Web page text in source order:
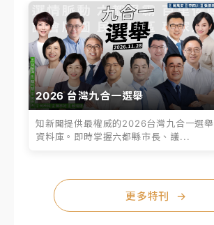
2026 台灣九合一選舉
知新聞提供最權威的2026台灣九合一選舉
資料庫。即時掌握六都縣市長、議...
更多特刊 →